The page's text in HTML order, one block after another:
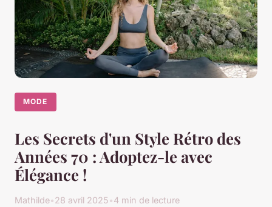
MODE
Les Secrets d'un Style Rétro des
Années 70 : Adoptez-le avec
Élégance !
Mathilde•28 avril 2025•4 min de lecture